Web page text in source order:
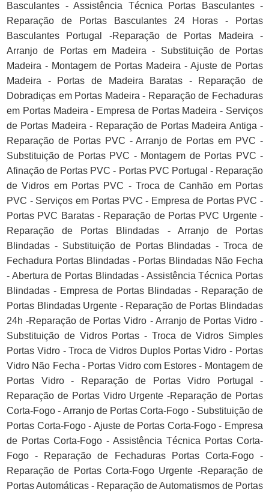
Basculantes - Assistência Técnica Portas Basculantes -
Reparação de Portas Basculantes 24 Horas - Portas
Basculantes Portugal -Reparação de Portas Madeira -
Arranjo de Portas em Madeira - Substituição de Portas
Madeira - Montagem de Portas Madeira - Ajuste de Portas
Madeira - Portas de Madeira Baratas - Reparação de
Dobradiças em Portas Madeira - Reparação de Fechaduras
em Portas Madeira - Empresa de Portas Madeira - Serviços
de Portas Madeira - Reparação de Portas Madeira Antiga -
Reparação de Portas PVC - Arranjo de Portas em PVC -
Substituição de Portas PVC - Montagem de Portas PVC -
Afinação de Portas PVC - Portas PVC Portugal - Reparação
de Vidros em Portas PVC - Troca de Canhão em Portas
PVC - Serviços em Portas PVC - Empresa de Portas PVC -
Portas PVC Baratas - Reparação de Portas PVC Urgente -
Reparação de Portas Blindadas - Arranjo de Portas
Blindadas - Substituição de Portas Blindadas - Troca de
Fechadura Portas Blindadas - Portas Blindadas Não Fecha
- Abertura de Portas Blindadas - Assistência Técnica Portas
Blindadas - Empresa de Portas Blindadas - Reparação de
Portas Blindadas Urgente - Reparação de Portas Blindadas
24h -Reparação de Portas Vidro - Arranjo de Portas Vidro -
Substituição de Vidros Portas - Troca de Vidros Simples
Portas Vidro - Troca de Vidros Duplos Portas Vidro - Portas
Vidro Não Fecha - Portas Vidro com Estores - Montagem de
Portas Vidro - Reparação de Portas Vidro Portugal -
Reparação de Portas Vidro Urgente -Reparação de Portas
Corta-Fogo - Arranjo de Portas Corta-Fogo - Substituição de
Portas Corta-Fogo - Ajuste de Portas Corta-Fogo - Empresa
de Portas Corta-Fogo - Assistência Técnica Portas Corta-
Fogo - Reparação de Fechaduras Portas Corta-Fogo -
Reparação de Portas Corta-Fogo Urgente -Reparação de
Portas Automáticas - Reparação de Automatismos de Portas